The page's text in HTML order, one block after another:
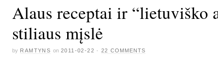
Alaus receptai ir “lietuviško
stiliaus mįslė
by RAMTYNS on 2011-02-22 ·22 COMMENTS